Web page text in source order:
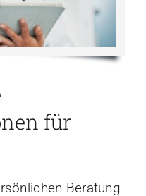
für
Beratung